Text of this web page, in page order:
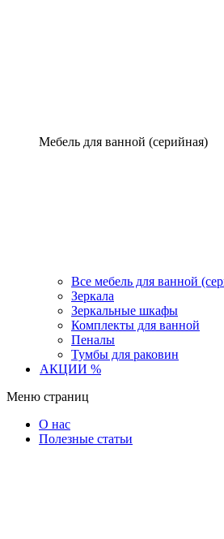
Мебель для ванной (серийная)
Все мебель для ванной
Зеркала
Зеркальные шкафы
Комплекты для ванной
Пеналы
Тумбы для раковин
АКЦИИ %
Меню страниц
О нас
Полезные статьи